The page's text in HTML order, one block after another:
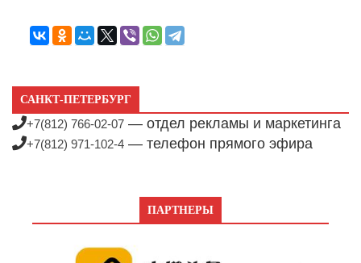
САНКТ-ПЕТЕРБУРГ
+7(812) 766-02-07 — отдел рекламы и маркетинга
+7(812) 971-102-4 — телефон прямого эфира
ПАРТНЕРЫ